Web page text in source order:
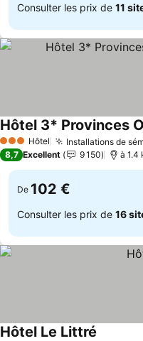
Consulter les prix de 11
3 ÉtoilesHôtel Installations de
Hôtel 3* Provinces
8,7 Excellent 9 150 à 1.4
De 102 €
Consulter les prix de 16
Hôtel Le Littré